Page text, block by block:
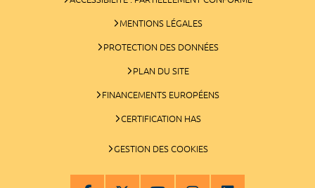
MENTIONS LÉGALES
PROTECTION DES DONNÉES
PLAN DU SITE
FINANCEMENTS EUROPÉENS
CERTIFICATION HAS
GESTION DES COOKIES